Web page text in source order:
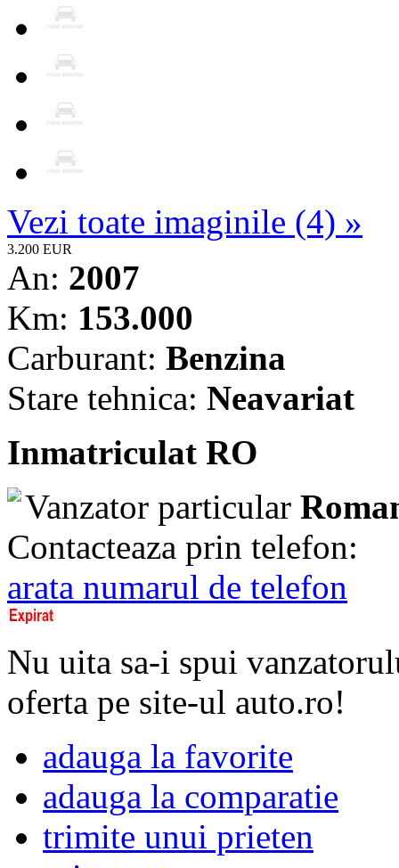
Vezi toate imaginile (4) »
3.200 EUR
An: 2007
Km: 153.000
Carburant: Benzina
Stare tehnica: Neavariat
Inmatriculat RO
Vanzator particular
Contacteaza prin telefon:
arata numarul de telefon
Nu uita sa-i spui
oferta pe site-ul auto.ro!
adauga la favorite
adauga la comparatie
trimite unui prieten